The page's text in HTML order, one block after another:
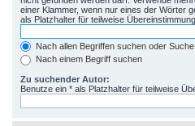
einer Klammer, wenn nur eines der Wörter
als Platzhalter für teilweise
Nach allen Begriffen suchen oder
Nach einem Begriff suchen
Zu suchender Autor:
Benutze ein * als Platzhalter für teilweise